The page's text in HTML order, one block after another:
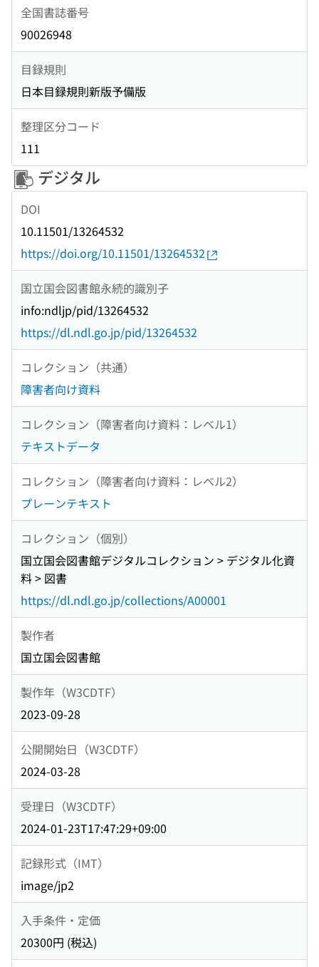
全国書誌番号
90026948
目録規則
日本目録規則新版予備版
整理区分コード
111
デジタル
DOI
10.11501/13264532
https://doi.org/10.11501/13264532
国立国会図書館永続的識別子
info:ndljp/pid/13264532
https://dl.ndl.go.jp/pid/13264532
コレクション（共通）
障害者向け資料
コレクション（障害者向け資料：レベル1）
テキストデータ
コレクション（障害者向け資料：レベル2）
プレーンテキスト
コレクション（個別）
国立国会図書館デジタルコレクション > デジタル化資
料 > 図書
https://dl.ndl.go.jp/collections/A00001
製作者
国立国会図書館
製作年（W3CDTF）
2023-09-28
公開開始日（W3CDTF）
2024-03-28
受理日（W3CDTF）
2024-01-23T17:47:29+09:00
記録形式（IMT）
image/jp2
入手条件・定価
20300円 (税込)